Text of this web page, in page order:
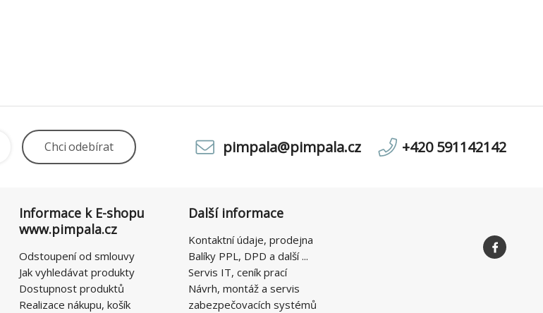
Chciodebírat pimpala@pimpala.cz +420 591142142
Informace k E-shopu
www.pimpala.cz
Odstoupení od smlouvy
Jak vyhledávat produkty
Dostupnost produktů
Realizace nákupu, košík
Další informace
Kontaktní údaje, prodejna
Balíky PPL, DPD a další ...
Servis IT, ceník prací
Návrh, montáž a servis
zabezpečovacích systémů